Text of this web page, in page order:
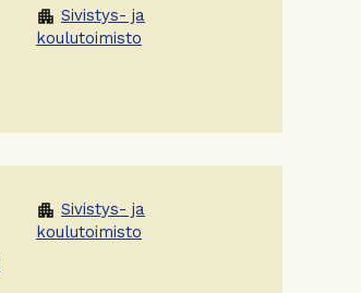
apartment Sivistys- ja
koulutoimisto
apartment Sivistys- ja
koulutoimisto